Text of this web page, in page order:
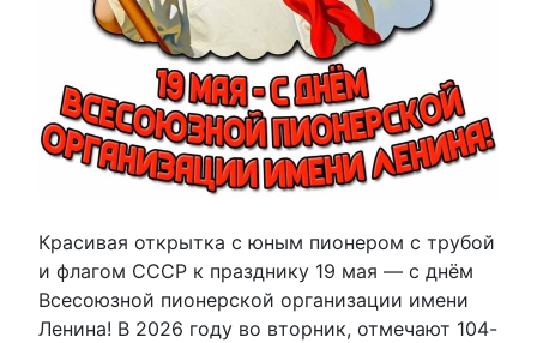
Красивая открытка с юным пионером с трубой
и флагом СССР к празднику 19 мая — с днём
Всесоюзной пионерской организации имени
Ленина! В 2026 году во вторник, отмечают 104-